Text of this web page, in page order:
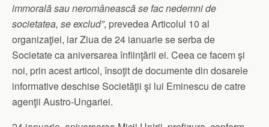
immorală sau neromânească se fac nedemni de
societatea, se exclud”, prevedea Articolul 10 al
organizaţiei, iar Ziua de 24 ianuarie se serba de
Societate ca aniversarea înfiinţării ei. Ceea ce facem şi
noi, prin acest articol, însoţit de documente din dosarele
informative deschise Societăţii şi lui Eminescu de catre
agenţii Austro-Ungariei.